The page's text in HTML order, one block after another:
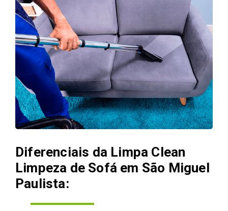
Diferenciais da Limpa Clean
Limpeza de Sofá em São Miguel
Paulista: